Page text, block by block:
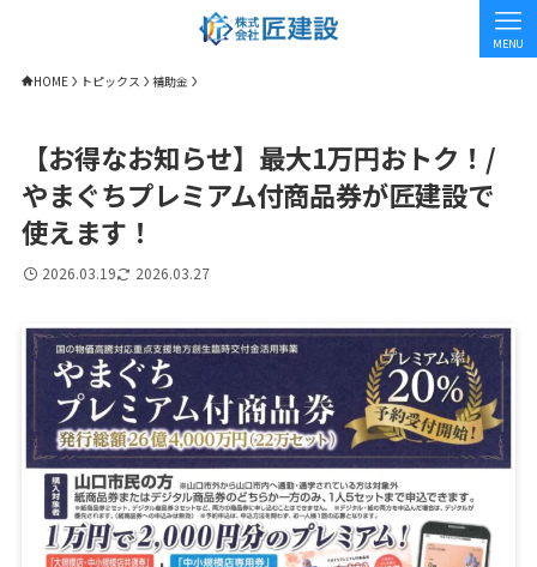
MENU
HOME トピックス 補助金
【お得なお知らせ】最大1万円おトク！/
やまぐちプレミアム付商品券が匠建設で
使えます！
2026.03.19 2026.03.27